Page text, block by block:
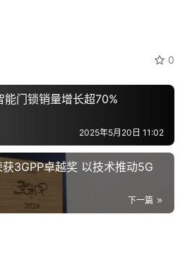
0
门锁销量增长超70%
2025年5月20日 11:02
3GPP卓越奖 以技术推动5G
下一篇